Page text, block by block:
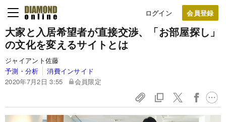
ログイン
大家と入居希望者が直接交渉、「お部屋探し」
の文化を変えるサイトとは
ジャイアント佐藤
予測・分析
消費インサイド
2020年7月2日 3:55
会員限定